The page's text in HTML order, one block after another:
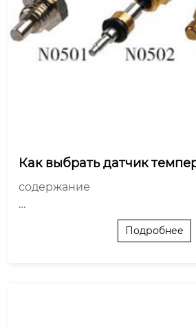
Как выбрать датчик
содержание
С чего начать? Не цена, а
Тип сенсора: не все
Подробнее